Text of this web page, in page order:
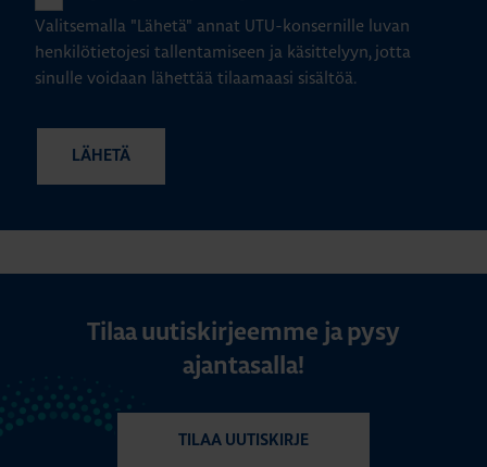
Valitsemalla "Lähetä" annat UTU-konsernille luvan
henkilötietojesi tallentamiseen ja käsittelyyn, jotta
sinulle voidaan lähettää tilaamaasi sisältöä.
Tilaa uutiskirjeemme ja pysy
ajantasalla!
TILAA UUTISKIRJE